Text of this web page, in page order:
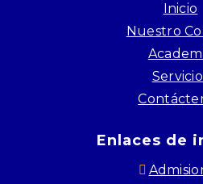
Inicio
Nuestro
Enlaces de